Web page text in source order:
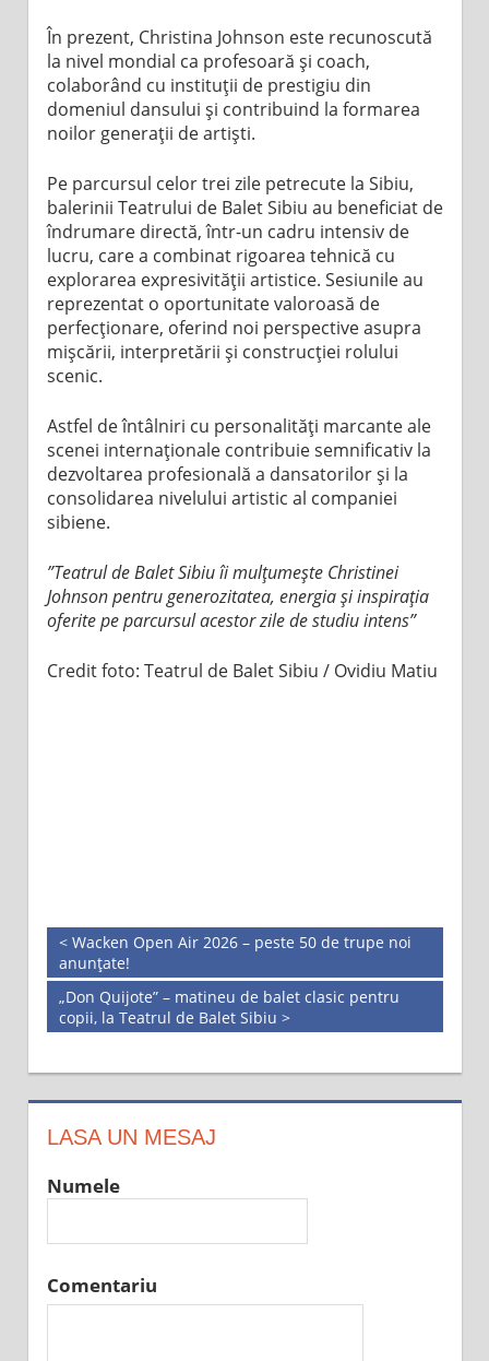
În prezent, Christina Johnson este recunoscută
la nivel mondial ca profesoară și coach,
colaborând cu instituții de prestigiu din
domeniul dansului și contribuind la formarea
noilor generații de artiști.
Pe parcursul celor trei zile petrecute la Sibiu,
balerinii Teatrului de Balet Sibiu au beneficiat de
îndrumare directă, într-un cadru intensiv de
lucru, care a combinat rigoarea tehnică cu
explorarea expresivității artistice. Sesiunile au
reprezentat o oportunitate valoroasă de
perfecționare, oferind noi perspective asupra
mișcării, interpretării și construcției rolului
scenic.
Astfel de întâlniri cu personalități marcante ale
scenei internaționale contribuie semnificativ la
dezvoltarea profesională a dansatorilor și la
consolidarea nivelului artistic al companiei
sibiene.
”Teatrul de Balet Sibiu îi mulțumește Christinei
Johnson pentru generozitatea, energia și inspirația
oferite pe parcursul acestor zile de studiu intens”
Credit foto: Teatrul de Balet Sibiu / Ovidiu Matiu
< Wacken Open Air 2026 – peste 50 de trupe noi
anunțate!
„Don Quijote” – matineu de balet clasic pentru
copii, la Teatrul de Balet Sibiu >
LASA UN MESAJ
Numele
Comentariu